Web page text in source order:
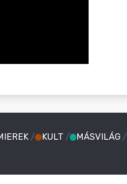
/ KULT / MÁSVILÁG /